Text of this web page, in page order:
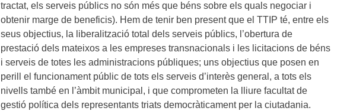
tractat, els serveis públics no són més que béns sobre els quals negociar i
obtenir marge de beneficis). Hem de tenir ben present que el TTIP té, entre els
seus objectius, la liberalització total dels serveis públics, l’obertura de
prestació dels mateixos a les empreses transnacionals i les licitacions de béns
i serveis de totes les administracions públiques; uns objectius que posen en
perill el funcionament públic de tots els serveis d’interès general, a tots els
nivells també en l’àmbit municipal, i que comprometen la lliure facultat de
gestió política dels representants triats democràticament per la ciutadania.